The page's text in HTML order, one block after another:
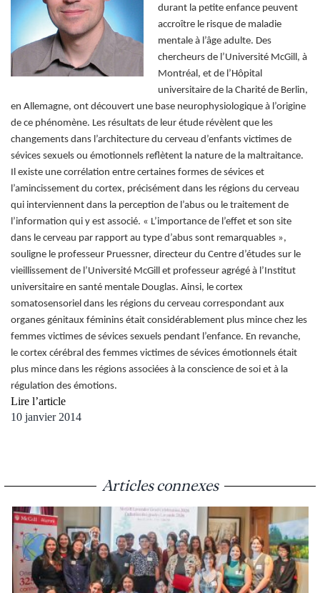
durant la petite enfance peuvent
accroître le risque de maladie
mentale à l’âge adulte. Des
chercheurs de l’Université McGill, à
Montréal, et de l’Hôpital
universitaire de la Charité de Berlin,
en Allemagne, ont découvert une base neurophysiologique à l’origine
de ce phénomène. Les résultats de leur étude révèlent que les
changements dans l’architecture du cerveau d’enfants victimes de
sévices sexuels ou émotionnels reflètent la nature de la maltraitance.
Il existe une corrélation entre certaines formes de sévices et
l’amincissement du cortex, précisément dans les régions du cerveau
qui interviennent dans la perception de l’abus ou le traitement de
l’information qui y est associé. « L’importance de l’effet et son site
dans le cerveau par rapport au type d’abus sont remarquables »,
souligne le professeur Pruessner, directeur du Centre d’études sur le
vieillissement de l’Université McGill et professeur agrégé à l’Institut
universitaire en santé mentale Douglas. Ainsi, le cortex
somatosensoriel dans les régions du cerveau correspondant aux
organes génitaux féminins était considérablement plus mince chez les
femmes victimes de sévices sexuels pendant l’enfance. En revanche,
le cortex cérébral des femmes victimes de sévices émotionnels était
plus mince dans les régions associées à la conscience de soi et à la
régulation des émotions.
Lire l’article
10 janvier 2014
Articles connexes